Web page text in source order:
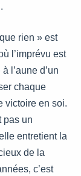
rien » est
l’imprévu est
l’aune d’un
chaque
victoire en soi.
pas un
entretient la
de la
c’est